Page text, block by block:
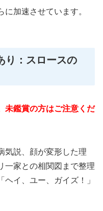
加速させています。
り：スロースの
未鑑賞の方はご注意くだ
気説、顔が変形した理
一家との相関図まで整理
イ、ユー、ガイズ！」